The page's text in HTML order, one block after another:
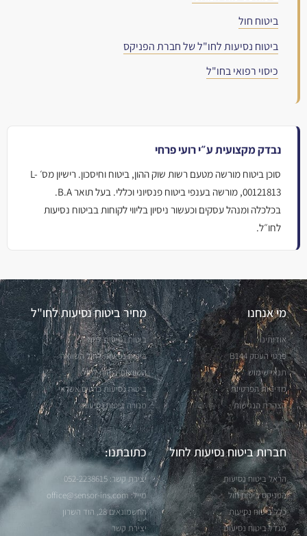
ביטוח חול
ביטוח נסיעות לחו"ל של חברת הפניקס
כיסוי רפואי בחו"ל
נבדק מקצועית ע״י רועי פרחי
סוכן ביטוח מורשה מטעם רשות שוק ההון, ביטוח וחיסכון. רישיון מס׳ L-
00121813, מורשה בענפי ביטוח פנסיוני וכללי. בעל תואר B.A.
בכלכלה ומנהל עסקים וכעשור ניסיון בליווי לקוחות בביטוח נסיעות
לחו״ל.
מי אנחנו
אודותינו
פרטי העסק B144
תנאי שימוש
מדיניות הפרטיות
הצהרת הנגישות
מחיר ביטוח נסיעות לחו"ל
ביטוח נסיעות לחול
ביטוח נסיעות לחול השוואה
השוואות ביטוח לחול
ביטוח נסיעות כרטיס אשראי
מנורה ביטוח נסיעות
חברות ביטוח נסיעות לחול
הראל ביטוח נסיעות
הפניקס ביטוח חול
כלל ביטוח נסיעות
מגדל ביטוח נסיעות
כתובתנו:
יצירת קשר: 052-2238615
מייל:office@sensor-ins.com
החשמונאים 28, הוד השרון
יצירת קשר